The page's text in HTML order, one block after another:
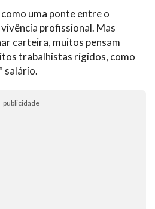
uma ponte entre o
profissional. Mas
carteira, muitos pensam
trabalhistas rígidos, como
salário.
publicidade